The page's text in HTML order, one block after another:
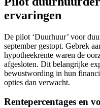
ervaringen
De pilot ‘Duurhuur’ voor
september gestopt. Gebrek
hypotheekrente waren de
afgesloten. Dit belangrijke
bewustwording in hun
opties dan verwacht.
Rentepercentages en